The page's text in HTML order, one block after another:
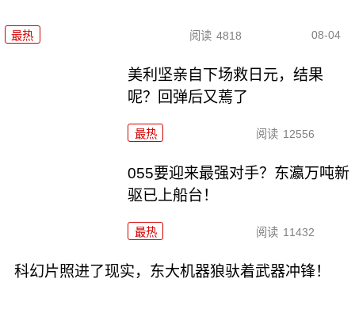
最热 阅读 4818 08-04
美利坚亲自下场救日元，结果
呢？回弹后又蔫了
最热 阅读 12556
055要迎来最强对手？东瀛万吨新
驱已上船台！
最热 阅读 11432
科幻片照进了现实，东大机器狼驮着武器冲锋！